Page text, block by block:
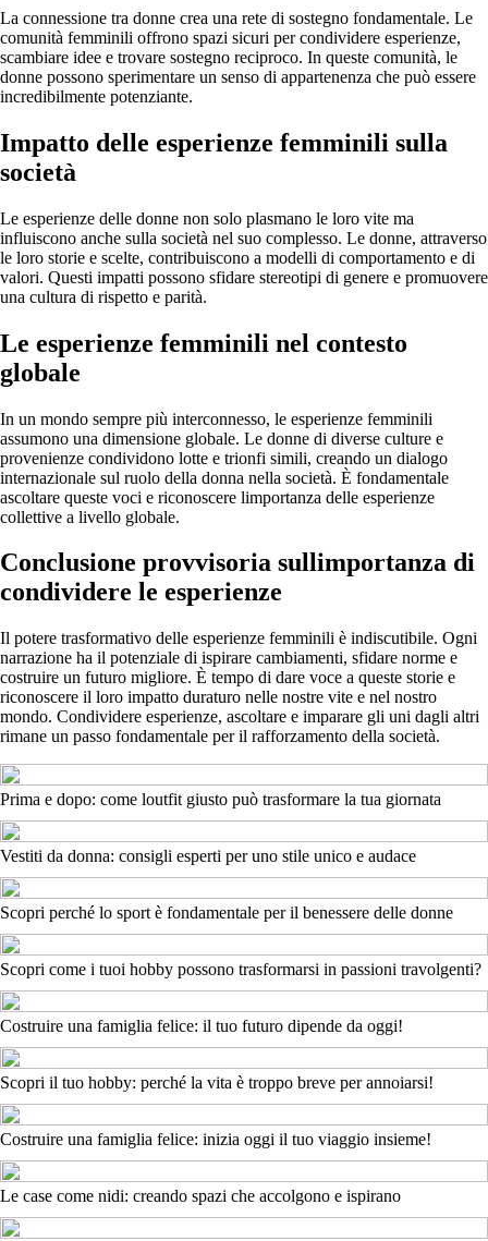
La connessione tra donne crea una rete di sostegno fondamentale. Le
comunità femminili offrono spazi sicuri per condividere esperienze,
scambiare idee e trovare sostegno reciproco. In queste comunità, le
donne possono sperimentare un senso di appartenenza che può essere
incredibilmente potenziante.
Impatto delle esperienze femminili sulla
società
Le esperienze delle donne non solo plasmano le loro vite ma
influiscono anche sulla società nel suo complesso. Le donne, attraverso
le loro storie e scelte, contribuiscono a modelli di comportamento e di
valori. Questi impatti possono sfidare stereotipi di genere e promuovere
una cultura di rispetto e parità.
Le esperienze femminili nel contesto
globale
In un mondo sempre più interconnesso, le esperienze femminili
assumono una dimensione globale. Le donne di diverse culture e
provenienze condividono lotte e trionfi simili, creando un dialogo
internazionale sul ruolo della donna nella società. È fondamentale
ascoltare queste voci e riconoscere limportanza delle esperienze
collettive a livello globale.
Conclusione provvisoria sullimportanza di
condividere le esperienze
Il potere trasformativo delle esperienze femminili è indiscutibile. Ogni
narrazione ha il potenziale di ispirare cambiamenti, sfidare norme e
costruire un futuro migliore. È tempo di dare voce a queste storie e
riconoscere il loro impatto duraturo nelle nostre vite e nel nostro
mondo. Condividere esperienze, ascoltare e imparare gli uni dagli altri
rimane un passo fondamentale per il rafforzamento della società.
Prima e dopo: come loutfit giusto può trasformare la tua giornata
Vestiti da donna: consigli esperti per uno stile unico e audace
Scopri perché lo sport è fondamentale per il benessere delle donne
Scopri come i tuoi hobby possono trasformarsi in passioni travolgenti?
Costruire una famiglia felice: il tuo futuro dipende da oggi!
Scopri il tuo hobby: perché la vita è troppo breve per annoiarsi!
Costruire una famiglia felice: inizia oggi il tuo viaggio insieme!
Le case come nidi: creando spazi che accolgono e ispirano